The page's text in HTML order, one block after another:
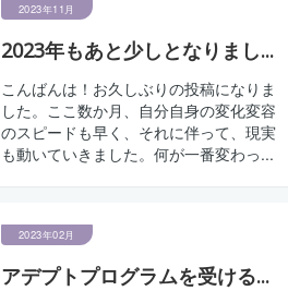
2023年11月
2023年もあと少しとなりまし...
こんばんは！お久しぶりの投稿になりま
した。ここ数か月、自分自身の変化変容
のスピードも早く、それに伴って、現実
も動いていきました。何が一番変わっ...
2023年02月
アデプトプログラムを受ける...